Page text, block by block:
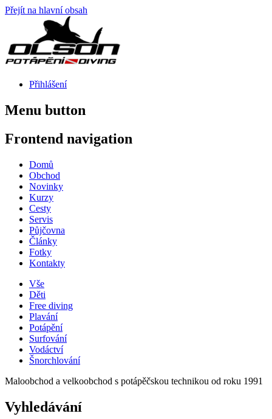
Přejít na hlavní obsah
Přihlášení
Menu button
Frontend navigation
Domů
Obchod
Novinky
Kurzy
Cesty
Servis
Půjčovna
Články
Fotky
Kontakty
Vše
Děti
Free diving
Plavání
Potápění
Surfování
Vodáctví
Šnorchlování
Maloobchod a velkoobchod s potápěčskou technikou od roku 1991
Vyhledávání